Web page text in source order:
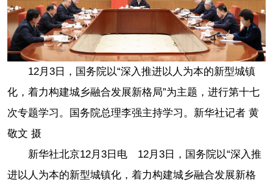
12月3日，国务院以“深入推进以人为本的新型城镇
化，着力构建城乡融合发展新格局”为主题，进行第十七
次专题学习。国务院总理李强主持学习。新华社记者 黄
敬文 摄
新华社北京12月3日电 12月3日，国务院以“深入推
进以人为本的新型城镇化，着力构建城乡融合发展新格